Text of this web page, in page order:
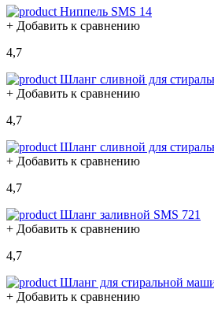
Ниппель SMS 14
+ Добавить к сравнению
4,7
Шланг сливной для
+ Добавить к сравнению
4,7
Шланг сливной для
+ Добавить к сравнению
4,7
Шланг заливной SMS 721
+ Добавить к сравнению
4,7
Шланг для стиральной
+ Добавить к сравнению